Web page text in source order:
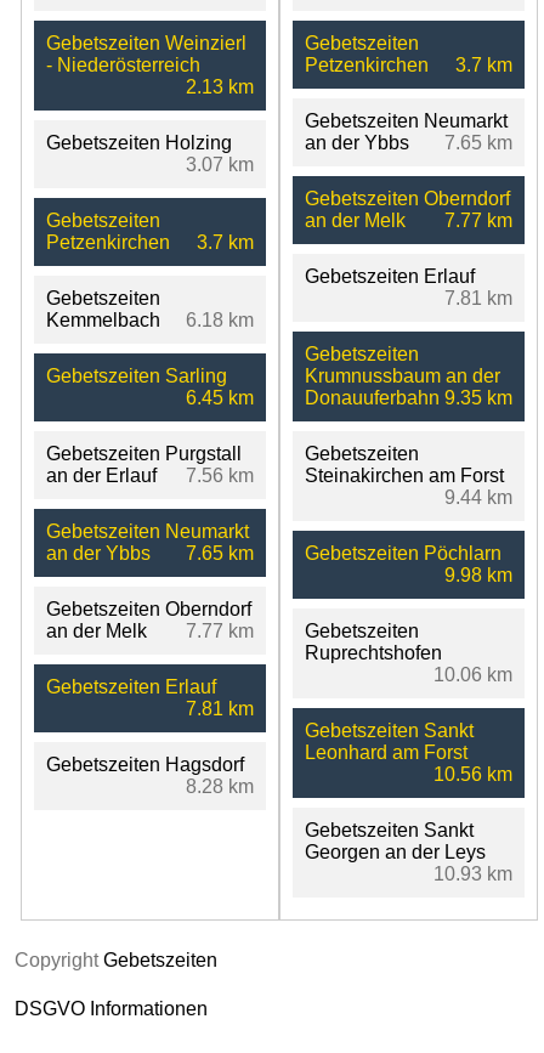
Gebetszeiten Weinzierl
- Niederösterreich
2.13 km
Gebetszeiten Holzing
3.07 km
Gebetszeiten
Petzenkirchen
3.7 km
Gebetszeiten
Kemmelbach
6.18 km
Gebetszeiten Sarling
6.45 km
Gebetszeiten Purgstall
an der Erlauf
7.56 km
Gebetszeiten Neumarkt
an der Ybbs
7.65 km
Gebetszeiten Oberndorf
an der Melk
7.77 km
Gebetszeiten Erlauf
7.81 km
Gebetszeiten Hagsdorf
8.28 km
Gebetszeiten
Petzenkirchen
3.7 km
Gebetszeiten Neumarkt
an der Ybbs
7.65 km
Gebetszeiten Oberndorf
an der Melk
7.77 km
Gebetszeiten Erlauf
7.81 km
Gebetszeiten
Krumnussbaum an der
Donauuferbahn 9.35 km
Gebetszeiten
Steinakirchen am Forst
9.44 km
Gebetszeiten Pöchlarn
9.98 km
Gebetszeiten
Ruprechtshofen
10.06 km
Gebetszeiten Sankt
Leonhard am Forst
10.56 km
Gebetszeiten Sankt
Georgen an der Leys
10.93 km
CopyrightGebetszeiten
DSGVO Informationen